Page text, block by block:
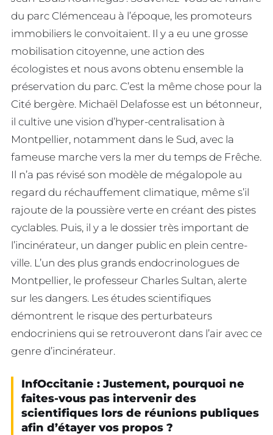
du parc Clémenceau à l’époque, les promoteurs
immobiliers le convoitaient. Il y a eu une grosse
mobilisation citoyenne, une action des
écologistes et nous avons obtenu ensemble la
préservation du parc. C’est la même chose pour la
Cité bergère. Michaël Delafosse est un bétonneur,
il cultive une vision d’hyper-centralisation à
Montpellier, notamment dans le Sud, avec la
fameuse marche vers la mer du temps de Frêche.
Il n’a pas révisé son modèle de mégalopole au
regard du réchauffement climatique, même s’il
rajoute de la poussière verte en créant des pistes
cyclables. Puis, il y a le dossier très important de
l’incinérateur, un danger public en plein centre-
ville. L’un des plus grands endocrinologues de
Montpellier, le professeur Charles Sultan, alerte
sur les dangers. Les études scientifiques
démontrent le risque des perturbateurs
endocriniens qui se retrouveront dans l’air avec ce
genre d’incinérateur.
InfOccitanie : Justement, pourquoi ne
faites-vous pas intervenir des
scientifiques lors de réunions publiques
afin d’étayer vos propos ?